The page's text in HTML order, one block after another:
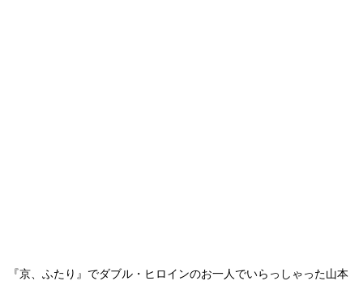
『京、ふたり』でダブル・ヒロインのお一人でいらっしゃった山本